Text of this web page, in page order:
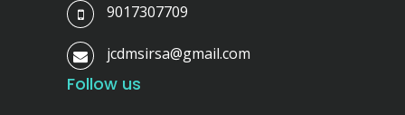
9017307709
jcdmsirsa@gmail.com
Follow us